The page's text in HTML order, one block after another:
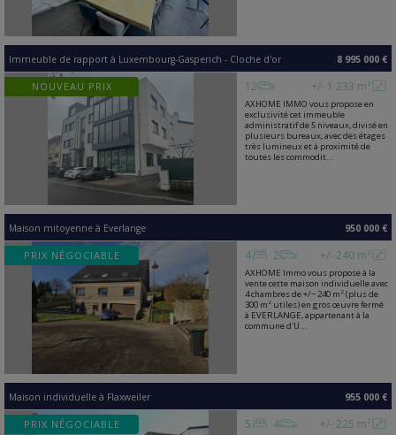
Immeuble de rapport à Luxembourg-Gasperich - Cloche d'or 8 995 000 €
NOUVEAU PRIX +/- 1 233 m²
12
AXHOME IMMO vous propose en
exclusivité cet immeuble
administratif de 5 niveaux, divisé en
plusieurs bureaux, avec des étages
très lumineux et à proximité de
toutes les commodit...
Maison mitoyenne à Everlange 950 000 €
PRIX NÉGOCIABLE +/- 240 m²
4 2
AXHOME Immo vous propose à la
vente cette maison individuelle avec
4 chambres de +/− 240 m² (plus de
300 m² utiles) en gros œuvre fermé
à EVERLANGE, appartenant à la
commune d'U...
Maison individuelle à Flaxweiler 955 000 €
PRIX NÉGOCIABLE +/- 225 m²
5 4